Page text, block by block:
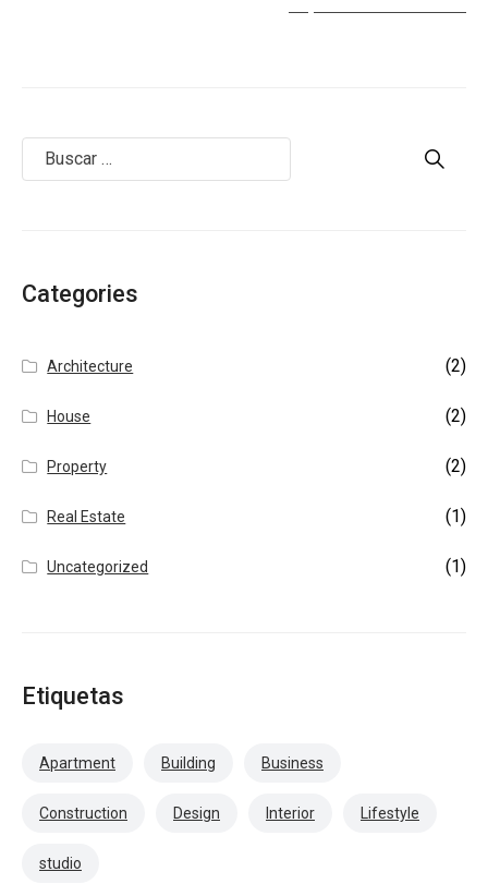
Categories
Architecture (2)
House (2)
Property (2)
Real Estate (1)
Uncategorized (1)
Etiquetas
Apartment Building Business
Construction Design Interior Lifestyle
studio